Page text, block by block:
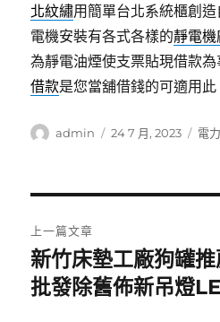
北紋繡用簡單台北系統櫃創
電機安裝有各式各樣的靜電
為靜電油煙使支票貼現借款
借款是您當舖借錢的可適用此
作
admin
發
24 7 月, 2023
分
電
章
導
上一篇文章
上
一
新竹床墊工廠狗罐
批發除舊佈新吊燈